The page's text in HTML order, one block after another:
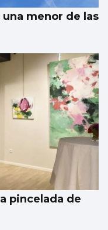
menor de las
pincelada de